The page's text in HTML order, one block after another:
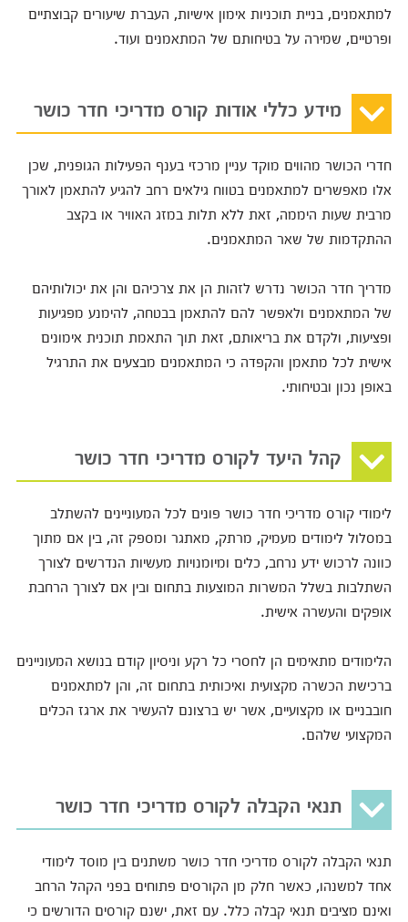
למתאמנים, בניית תוכניות אימון אישיות, העברת שיעורים קבוצתיים
ופרטיים, שמירה על בטיחותם של המתאמנים ועוד.
מידע כללי אודות קורס מדריכי חדר כושר
חדרי הכושר מהווים מוקד עניין מרכזי בענף הפעילות הגופנית, שכן
אלו מאפשרים למתאמנים בטווח גילאים רחב להגיע להתאמן לאורך
מרבית שעות היממה, זאת ללא תלות במזג האוויר או בקצב
ההתקדמות של שאר המתאמנים.
מדריך חדר הכושר נדרש לזהות הן את צרכיהם והן את יכולותיהם
של המתאמנים ולאפשר להם להתאמן בבטחה, להימנע מפגיעות
ופציעות, ולקדם את בריאותם, זאת תוך התאמת תוכנית אימונים
אישית לכל מתאמן והקפדה כי המתאמנים מבצעים את התרגיל
באופן נכון ובטיחותי.
קהל היעד לקורס מדריכי חדר כושר
לימודי קורס מדריכי חדר כושר פונים לכל המעוניינים להשתלב
במסלול לימודים מעמיק, מרתק, מאתגר ומספק זה, בין אם מתוך
כוונה לרכוש ידע נרחב, כלים ומיומנויות מעשיות הנדרשים לצורך
השתלבות בשלל המשרות המוצעות בתחום ובין אם לצורך הרחבת
אופקים והעשרה אישית.
הלימודים מתאימים הן לחסרי כל רקע וניסיון קודם בנושא המעוניינים
ברכישת הכשרה מקצועית ואיכותית בתחום זה, והן למתאמנים
חובבניים או מקצועיים, אשר יש ברצונם להעשיר את ארגז הכלים
המקצועי שלהם.
תנאי הקבלה לקורס מדריכי חדר כושר
תנאי הקבלה לקורס מדריכי חדר כושר משתנים בין מוסד לימודי
אחד למשנהו, כאשר חלק מן הקורסים פתוחים בפני הקהל הרחב
ואינם מציבים תנאי קבלה כלל. עם זאת, ישנם קורסים הדורשים כי